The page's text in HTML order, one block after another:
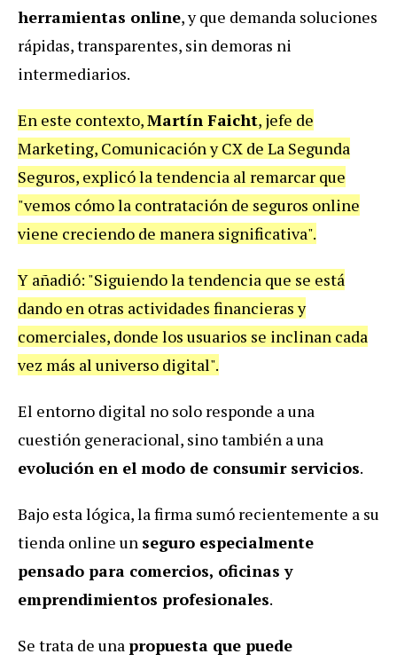
herramientas online, y que demanda soluciones
rápidas, transparentes, sin demoras ni
intermediarios.
En este contexto,Martín Faicht, jefe de
Marketing, Comunicación y CX de La Segunda
Seguros, explicó la tendencia al remarcar que
"vemos cómo la contratación de seguros online
viene creciendo de manera significativa".
Y añadió: "Siguiendo la tendencia que se está
dando en otras actividades financieras y
comerciales, donde los usuarios se inclinan cada
vez más al universo digital".
El entorno digital no solo responde a una
cuestión generacional, sino también a una
evolución en el modo de consumir servicios.
Bajo esta lógica, la firma sumó recientemente a su
tienda online un seguro especialmente
pensado para comercios, oficinas y
emprendimientos profesionales.
Se trata de unapropuesta que puede